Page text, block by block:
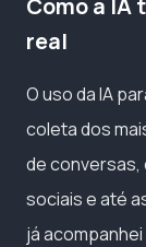
real
O uso da IA
coleta dos
de conversas,
sociais e até
já